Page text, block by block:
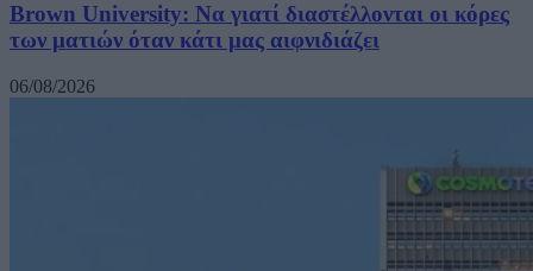
Brown University: Να γιατί διαστέλλονται οι κόρες
των ματιών όταν κάτι μας αιφνιδιάζει
06/08/2026